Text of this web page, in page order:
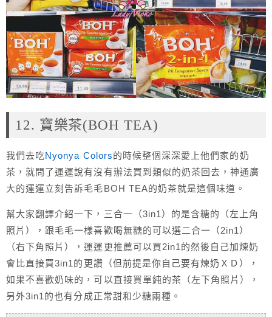
12. 寶樂茶(BOH TEA)
我們去吃Nyonya Colors的時候整個深深愛上他們家的奶
茶，就問了運運說有沒有辦法買到類似的奶茶回去，神通廣
大的運運立刻告訴毛毛BOH TEA的奶茶就是這個味道。
幫大家翻譯介紹一下，三合一（3in1）的是含糖的（左上角
照片），跟毛毛一樣喜歡喝無糖的可以選二合一（2in1）
（右下角照片），運運更推薦可以買2in1的然後自己加煉奶
會比直接買3in1的更讚（但前提是你自己要有煉奶ＸＤ），
如果不喜歡奶味的，可以直接買單純的茶（左下角照片），
另外3in1的也有分成正常甜和少糖兩種。